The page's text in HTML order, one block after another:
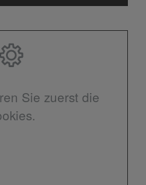
Sie zuerst die